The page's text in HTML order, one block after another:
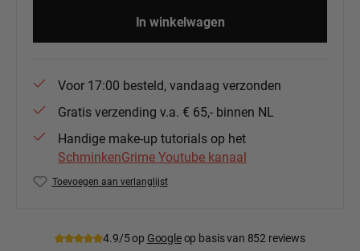
In winkelwagen
Voor 17:00 besteld, vandaag verzonden
Gratis verzending v.a. € 65,- binnen NL
Handige make-up tutorials op het
SchminkenGrime Youtube kanaal
Toevoegen aan verlanglijst
4.9/5 op Googleop basis van 852 reviews